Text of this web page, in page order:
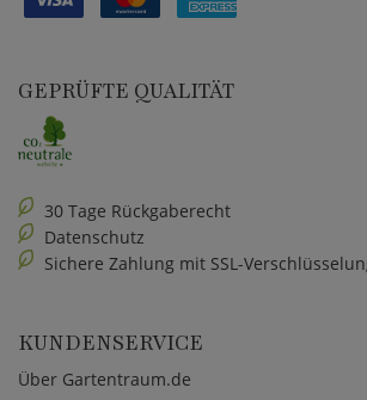
GEPRÜFTE QUALITÄT
30 Tage Rückgaberecht
Datenschutz
Sichere Zahlung mit SSL-
KUNDENSERVICE
Über Gartentraum.de